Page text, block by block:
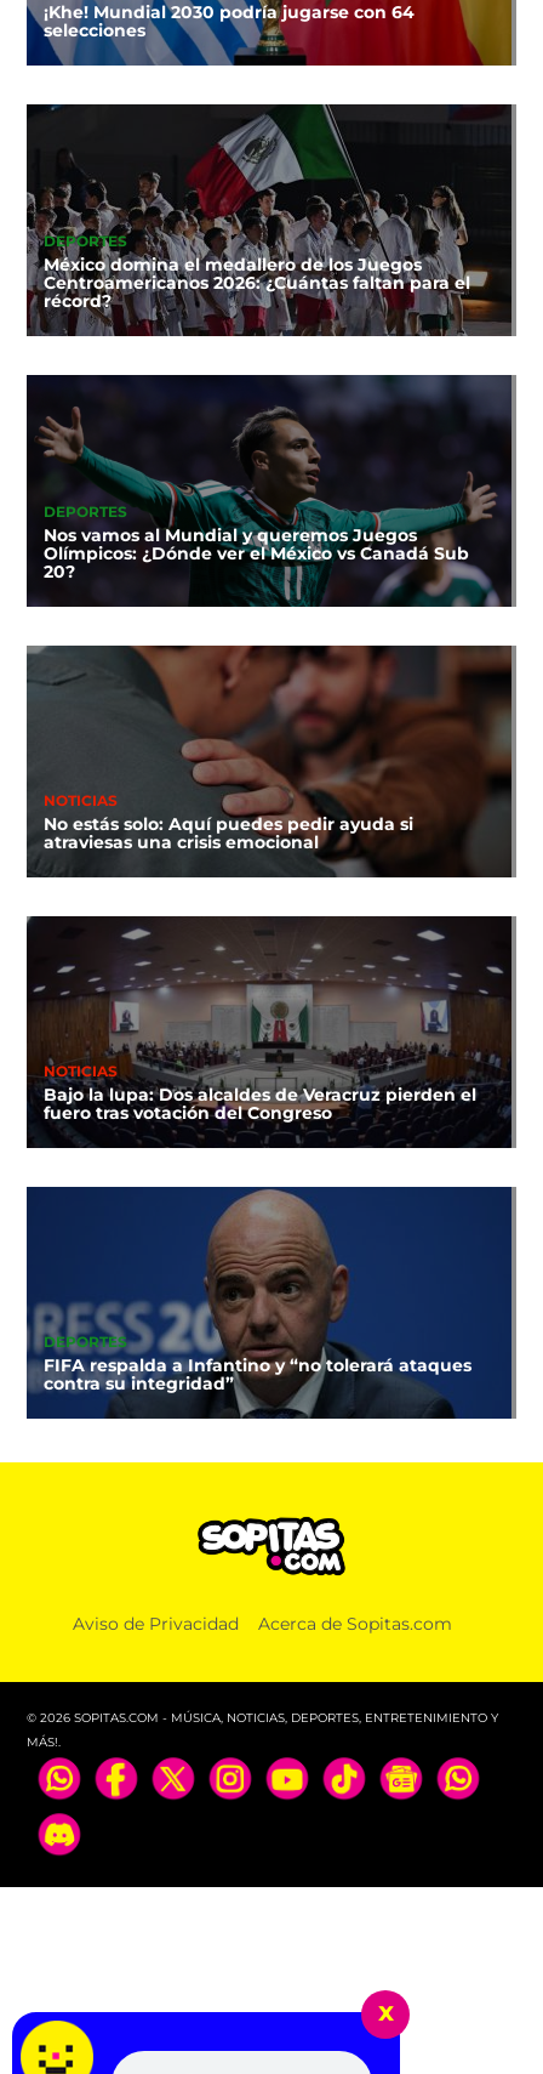
¡Khe! Mundial 2030 podría jugarse con 64
selecciones
DEPORTES
México domina el medallero de los Juegos
Centroamericanos 2026: ¿Cuántas faltan para el
récord?
DEPORTES
Nos vamos al Mundial y queremos Juegos
Olímpicos: ¿Dónde ver el México vs Canadá Sub
20?
NOTICIAS
No estás solo: Aquí puedes pedir ayuda si
atraviesas una crisis emocional
NOTICIAS
Bajo la lupa: Dos alcaldes de Veracruz pierden el
fuero tras votación del Congreso
DEPORTES
FIFA respalda a Infantino y “no tolerará ataques
contra su integridad”
Aviso de Privacidad Acerca de Sopitas.com
© 2026 SOPITAS.COM - MÚSICA, NOTICIAS, DEPORTES, ENTRETENIMIENTO Y
MÁS!.
x